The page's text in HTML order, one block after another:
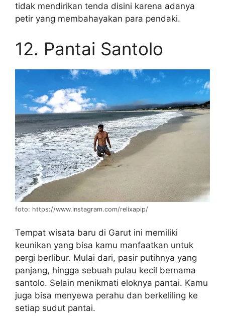
tidak mendirikan tenda disini karena adanya
petir yang membahayakan para pendaki.
12. Pantai Santolo
foto: https://www.instagram.com/relixapip/
Tempat wisata baru di Garut ini memiliki
keunikan yang bisa kamu manfaatkan untuk
pergi berlibur. Mulai dari, pasir putihnya yang
panjang, hingga sebuah pulau kecil bernama
santolo. Selain menikmati eloknya pantai. Kamu
juga bisa menyewa perahu dan berkeliling ke
setiap sudut pantai.